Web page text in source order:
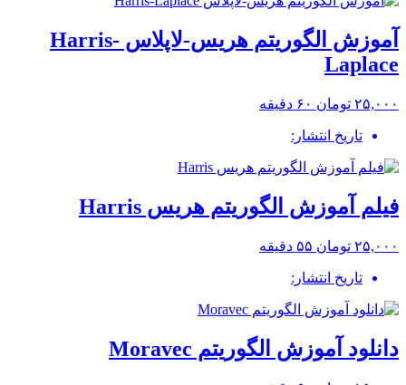
آموزش الگوریتم هریس-لاپلاس Harris-
Laplace
۲۵,۰۰۰ تومان ۶۰ دقیقه
تاریخ انتشار:
فیلم آموزش الگوریتم هریس Harris
۲۵,۰۰۰ تومان ۵۵ دقیقه
تاریخ انتشار:
دانلود آموزش الگوریتم Moravec